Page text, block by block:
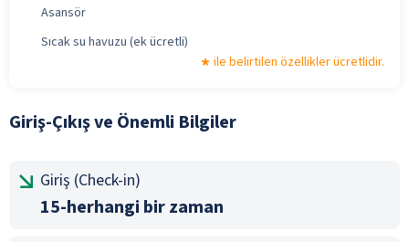
Asansör
Sıcak su havuzu (ek ücretli)
ile belirtilen özellikler ücretlidir.
Giriş-Çıkış ve Önemli Bilgiler
Giriş (Check-in)
15-herhangi bir zaman